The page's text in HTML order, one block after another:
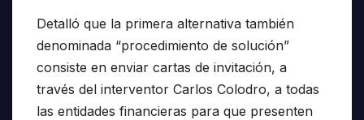
Detalló que la primera alternativa también
denominada “procedimiento de solución”
consiste en enviar cartas de invitación, a
través del interventor Carlos Colodro, a todas
las entidades financieras para que presenten